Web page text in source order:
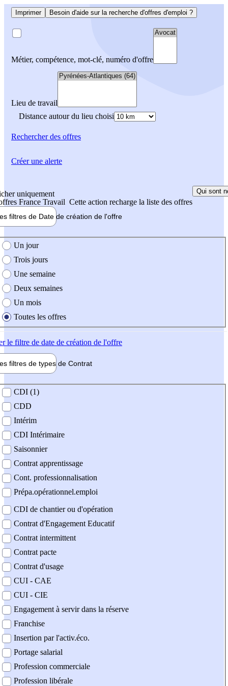
Imprimer Besoin d'aide sur la recherche d'offres d'emploi ?
Métier, compétence, mot-clé, numéro d'offre
Lieu de travail
Distance autour du lieu choisi
Rechercherdes offres
uniquement
France Travail Cette action recharge la liste des offres
Qui sont
filtres de Date de création de l'offre
création de l'offre
Un jour
Trois jours
Une semaine
Deux semaines
Un mois
Toutes les offres
le filtre de date de création de l'offre
filtres de types de Contrat
contrat
CDI (1)
CDD
Intérim
CDI Intérimaire
Saisonnier
Contrat apprentissage
Cont. professionnalisation
Prépa.opérationnel.emploi
CDI de chantier ou d'opération
Contrat d'Engagement Educatif
Contrat intermittent
Contrat pacte
Contrat d'usage
CUI - CAE
CUI - CIE
Engagement à servir dans la réserve
Franchise
Insertion par l'activ.éco.
Portage salarial
Profession commerciale
Profession libérale
Créer une alerte